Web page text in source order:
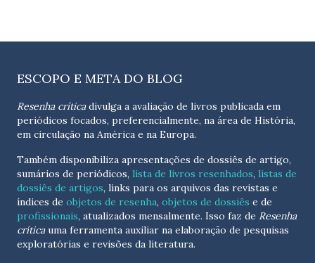
ESCOPO E META DO BLOG
Resenha críticadivulga a avaliação de livros publicada em
periódicos focados, preferencialmente, na área de História,
em circulação na América e na Europa.
Também disponibiliza apresentações de dossiês de artigo,
sumários de periódicos, lista de livros resenhados, listas de
dossiês de artigos, links para os arquivos das revistas e
índices de objetos de resenha, objetos de dossiês e de
profissionais, atualizados mensalmente. Isso faz de Resenha
críticauma ferramenta auxiliar na elaboração de pesquisas
exploratórias e revisões da literatura.